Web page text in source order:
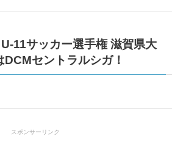
11サッカー選手権 滋賀県大
セントラルシガ！
スポンサーリンク